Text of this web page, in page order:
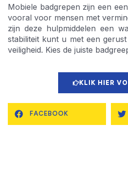
Mobiele badgrepen zijn een
vooral voor mensen met
zijn deze hulpmiddelen een
stabiliteit kunt u met een
veiligheid. Kies de juiste
KLIK HIER
FACEBOOK